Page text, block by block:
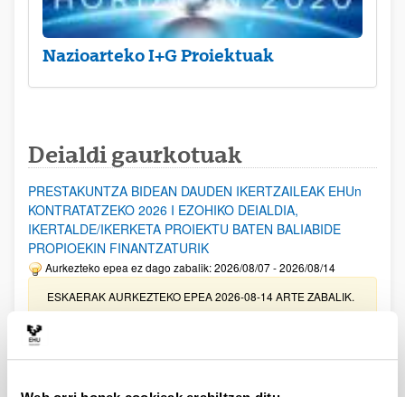
Nazioarteko I+G Proiektuak
Deialdi gaurkotuak
PRESTAKUNTZA BIDEAN DAUDEN IKERTZAILEAK EHUn
KONTRATATZEKO 2026 I EZOHIKO DEIALDIA,
IKERTALDE/IKERKETA PROIEKTU BATEN BALIABIDE
PROPIOEKIN FINANTZATURIK
Aurkezteko epea ez dago zabalik: 2026/08/07 - 2026/08/14
ESKAERAK AURKEZTEKO EPEA 2026-08-14 ARTE ZABALIK.
UPV/EHUn Azpiegitura Zientifikoa eta Funts Bibliografikoak
erosi eta berritzeko laguntzak 2026